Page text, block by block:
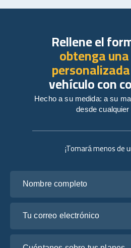
¡Tomará menos de
Rellene el
obtenga
personalizada
vehículo con
Hecho a su medida: a su
desde cualquier